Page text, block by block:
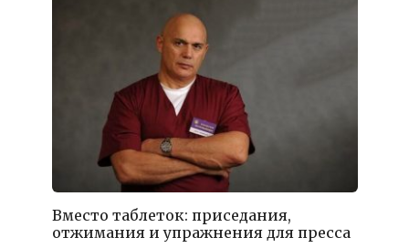
Вместо таблеток: приседания,
отжимания и упражнения для пресса